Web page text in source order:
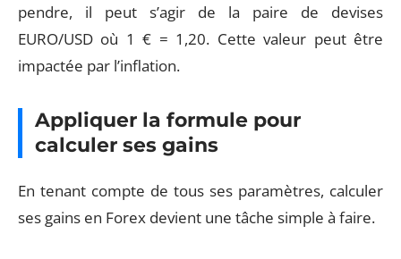
pendre, il peut s’agir de la paire de devises
EURO/USD où 1 € = 1,20. Cette valeur peut être
impactée par l’inflation.
Appliquer la formule pour
calculer ses gains
En tenant compte de tous ses paramètres, calculer
ses gains en Forex devient une tâche simple à faire.